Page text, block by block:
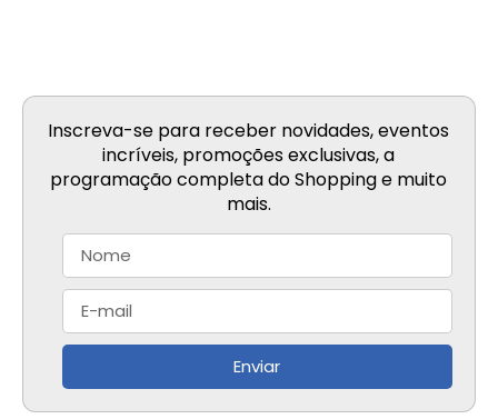
Inscreva-se para receber novidades, eventos
incríveis, promoções exclusivas, a
programação completa do Shopping e muito
mais.
Enviar